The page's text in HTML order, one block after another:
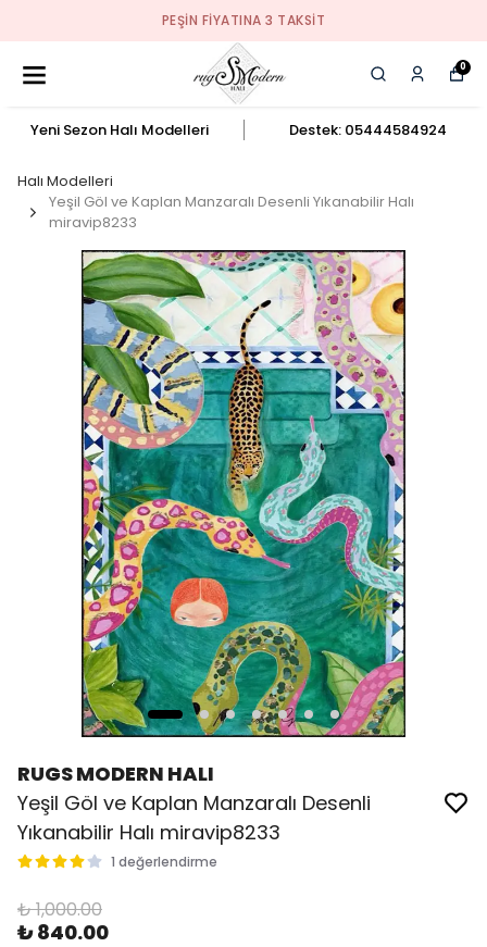
PEŞIN FIYATINA 3 TAKSIT
0
Yeni Sezon Halı Modelleri Destek: 05444584924
Halı Modelleri
Yeşil Göl ve Kaplan Manzaralı Desenli Yıkanabilir Halı
miravip8233
RUGS MODERN HALI
Yeşil Göl ve Kaplan Manzaralı Desenli
Yıkanabilir Halı miravip8233
1 değerlendirme
₺ 1,000.00
₺ 840.00